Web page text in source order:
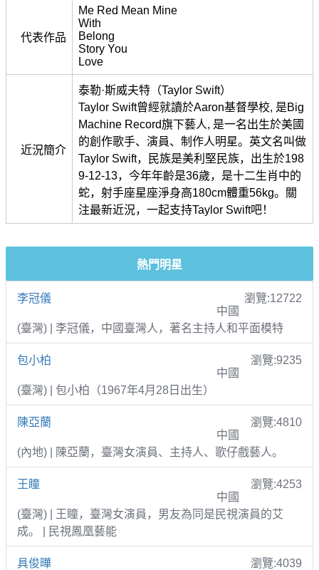
代表作品
Me Red Mean Mine
With
Belong
Story You
Love
近況簡介
泰勒·斯威夫特（Taylor Swift）
Taylor Swift曾經就讀於Aaron基督學校, 是Big
Machine Record旗下藝人, 是一名出生於美國
的創作歌手、演員、制作人明星。英文名叫做
Taylor Swift，民族是美利堅民族，出生於198
9-12-13，今年年齡是36歲，是十二生肖中的
蛇，射手座星座淨身高180cm體重56kg。關
注最新近況，一起支持Taylor Swift吧！
熱門明星
李冠儀
瀏覽:12722
中國
(臺灣) | 李冠儀，中國臺灣人，著名主持人和平面模特
包小柏
瀏覽:9235
中國
(臺灣) | 包小柏（1967年4月28日出生）
陳亞蘭
瀏覽:4810
中國
(內地) | 陳亞蘭，臺灣女演員、主持人、歌仔戲藝人。
王瞳
瀏覽:4253
中國
(臺灣) | 王瞳，臺灣女演員，男友為同是民視演員的艾
成。 | 民視鳳凰藝能
具俊曄
瀏覽:4039